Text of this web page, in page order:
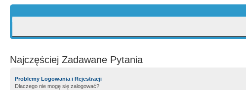
Najczęściej Zadawane Pytania
Problemy Logowania i Rejestracji
Dlaczego nie mogę się zalogować?